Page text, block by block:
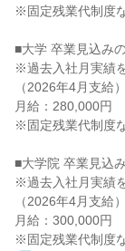
※固定残業代制度
■大学 卒業見込み
※過去入社月実績
（2026年4月支給）
月給：280,000円
※固定残業代制度
■大学院 卒業見込
※過去入社月実績
（2026年4月支給）
月給：300,000円
※固定残業代制度